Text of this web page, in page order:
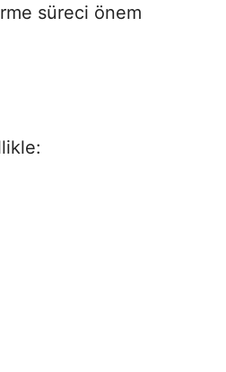
süreci önem